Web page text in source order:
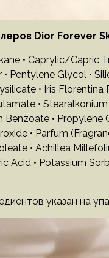
Dior Forever
• Caprylic/Capric
Pentylene Glycol •
• Iris
•
•
• Parfum
• Achillea
• Potassium
указан на